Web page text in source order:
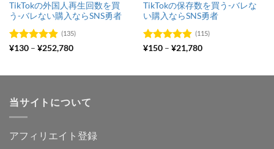
TikTokの外国人再生回数を買
う-バレない購入ならSNS勇者
5段階中
(135)
¥130 – ¥252,780価
TikTokの保存数を買う-バレな
い購入ならSNS勇者
5段階中
(115)
¥150 – ¥21,780価
当サイトについて
アフィリエイト登録